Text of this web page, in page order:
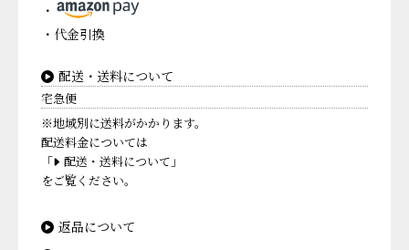
・
・代金引換
配送・送料について
宅急便
※地域別に送料がかかります。
配送料金については
「
配送・送料について」
をご覧ください。
返品について